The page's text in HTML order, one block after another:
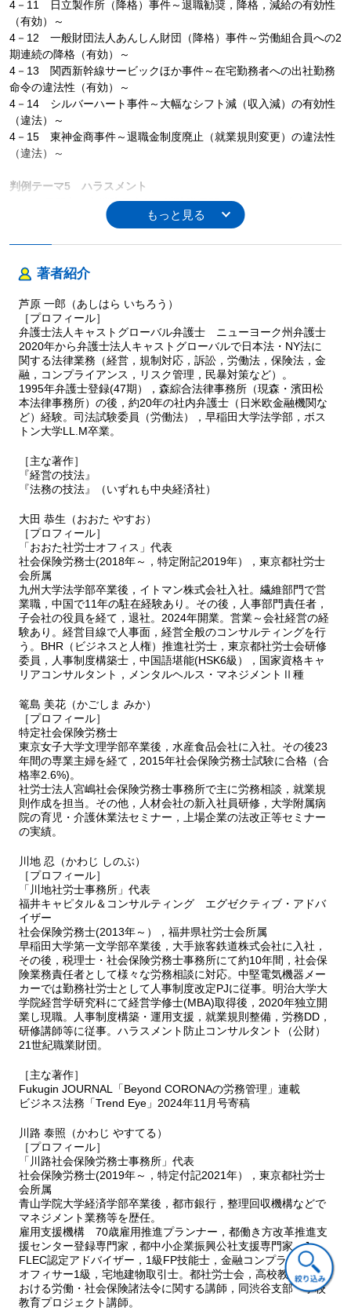
4－11 日立製作所（降格）事件～退職勧奨，降格，減給の有効性
（有効）～
4－12 一般財団法人あんしん財団（降格）事件～労働組合員への2
期連続の降格（有効）～
4－13 関西新幹線サービックほか事件～在宅勤務者への出社勤務
命令の違法性（有効）～
4－14 シルバーハート事件～大幅なシフト減（収入減）の有効性
（違法）～
4－15 東神金商事件～退職金制度廃止（就業規則変更）の違法性
（違法）～
判例テーマ5 ハラスメント
5－1 長門市・市消防長事件～消防隊員間のパワハラ（肯定）～
5－2 長崎県ほか（非常勤職員）事件～パワハラ成立と不成立の境
在を争うことができるか（否定）～
判例テーマ6 労災
6－1 国・福岡中央労基署長（新日本グラウト工業）事件～業務起
因性判断の際の「悪化」と「発病」の違い（労災肯定）～
6－2 山崎工業事件～労災被害者の解雇の有効性（有効）～
6－3 伊藤忠商事・シーアイマテックス事件～出向先からの海外出
張中の交通事故は労災か（肯定）～
判例テーマ7 リストラ
7－1 森山（仮処分）事件～観光バス会社での運転手の整理解雇
7－2 NECソリューションイノベータ（配転）事件～企業グループ
の組織改廃に伴う配転命令の有効性（有効）～
7－3 グリーントラスト宇都宮事件～整理解雇類似の雇止めの有効
性（無効）～
7－4 クレディ・スイス証券（職位廃止解雇）事件～部門閉鎖によ
る責任者の解雇（有効）～
7－5 バークレイズ証券事件～部門閉鎖による責任者の解雇（無
効）～
判例テーマ8 退職
8－1 日本郵便（北海道支社・本訴）事件～旅費等の不正請求によ
る懲戒解雇（無効）～
8－2 みずほ銀行事件 204～情報漏えいによる懲戒解雇（有効）
8－3 PwCあらた有限責任監査法人事件～ストーカーでの諭旨解
雇・能力不足等での解雇（有効）～
8－4 国・陸上自衛隊第11旅団長（懲戒免職等）事件～職場用の6
万円のテレビの不正購入による懲戒免職（有効）～
8－5 日本通運（川崎・雇止め）事件～更新限度条項付有期雇用契
約の期間満了による雇止め（有効）～
8－6 ヤマサン食品工業事件～譴責処分による定年後再雇用拒否
（無効，高年法参照）～
8－7 学校法人河合塾事件～予備校教師の雇止め（有効）～
病休職からの復職不能による自然退職（無効）～
8－9 中倉陸運事件～障害者の退職勧奨による合意退職（有効）～
8－10 丙川商店事件～誤記載の退職事由による退職（無効）～
8－11 ツキネコほか事件～長期無断欠勤による解雇（有効）～
8－12 ノキアソリューションズ＆ネットワークス事件～業務成績
不良による解雇（無効）～
8－13 ヴィディヤコーヒー事件～事業譲渡先である新雇用主への
退職金請求（否定）～
8－14 レジェンド元従業員事件～退職者に対する競業避止義務違
反による損害賠償請求（否定）～
8－15 REI元従業員事件～退職者に対する競業避止義務違反によ
る損害賠償請求（否定）～
判例テーマ9 派遣
9－1 日本貨物検数協会（日興サービス）事件～派遣法40条の6に
よる直接雇用の成立（否定）～
9－2 東リ事件～派遣法40条の6による直接雇用の成立（肯定）～
9－3 リクルートスタッフィング事件～派遣社員と正社員の間での
同一労働同一賃金違反（有効）～
著者紹介
芦原 一郎（あしはら いちろう）
［プロフィール］
弁護士法人キャストグローバル弁護士 ニューヨーク州弁護士
2020年から弁護士法人キャストグローバルで日本法・NY法に
関する法律業務（経営，規制対応，訴訟，労働法，保険法，金
融，コンプライアンス，リスク管理，民暴対策など）。
1995年弁護士登録(47期），森綜合法律事務所（現森・濱田松
本法律事務所）の後，約20年の社内弁護士（日米欧金融機関な
ど）経験。司法試験委員（労働法），早稲田大学法学部，ボス
トン大学LL.M卒業。
［主な著作］
『経営の技法』
『法務の技法』（いずれも中央経済社）
大田 恭生（おおた やすお）
［プロフィール］
「おおた社労士オフィス」代表
社会保険労務士(2018年～，特定附記2019年），東京都社労士
会所属
九州大学法学部卒業後，イトマン株式会社入社。繊維部門で営
業職，中国で11年の駐在経験あり。その後，人事部門責任者，
子会社の役員を経て，退社。2024年開業。営業～会社経営の経
験あり。経営目線で人事面，経営全般のコンサルティングを行
う。BHR（ビジネスと人権）推進社労士，東京都社労士会研修
委員，人事制度構築士，中国語堪能(HSK6級），国家資格キャ
リアコンサルタント，メンタルヘルス・マネジメントⅡ種
篭島 美花（かごしま みか）
［プロフィール］
特定社会保険労務士
東京女子大学文理学部卒業後，水産食品会社に入社。その後23
年間の専業主婦を経て，2015年社会保険労務士試験に合格（合
格率2.6%)。
社労士法人宮嶋社会保険労務士事務所で主に労務相談，就業規
則作成を担当。その他，人材会社の新入社員研修，大学附属病
院の育児・介護休業法セミナー，上場企業の法改正等セミナー
の実績。
川地 忍（かわじ しのぶ）
［プロフィール］
「川地社労士事務所」代表
福井キャピタル＆コンサルティング エグゼクティブ・アドバ
イザー
社会保険労務士(2013年～），福井県社労士会所属
早稲田大学第一文学部卒業後，大手旅客鉄道株式会社に入社，
その後，税理士・社会保険労務士事務所にて約10年間，社会保
険業務責任者として様々な労務相談に対応。中堅電気機器メー
カーでは勤務社労士として人事制度改定PJに従事。明治大学大
学院経営学研究科にて経営学修士(MBA)取得後，2020年独立開
業し現職。人事制度構築・運用支援，就業規則整備，労務DD，
研修講師等に従事。ハラスメント防止コンサルタント（公財）
21世紀職業財団。
［主な著作］
Fukugin JOURNAL「Beyond CORONAの労務管理」連載
ビジネス法務「Trend Eye」2024年11月号寄稿
川路 泰照（かわじ やすてる）
［プロフィール］
「川路社会保険労務士事務所」代表
社会保険労務士(2019年～，特定付記2021年），東京都社労士
会所属
青山学院大学経済学部卒業後，都市銀行，整理回収機構などで
マネジメント業務等を歴任。
雇用支援機構 70歳雇用推進プランナー，都働き方改革推進支
援センター登録専門家，都中小企業振興公社支援専門家，J-
FLEC認定アドバイザー，1級FP技能士，金融コンプライアンス
オフィサー1級，宅地建物取引士。都社労士会，高校教育現場に
おける労働・社会保険諸法令に関する講師，同渋谷支部 学校
教育プロジェクト講師。